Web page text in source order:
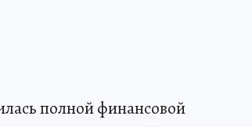
полной финансовой